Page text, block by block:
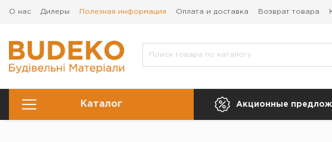
О нас Дилеры Полезная информация Оплата и доставка Возврат товара
Каталог Акционные